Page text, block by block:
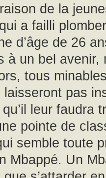
de la
a failli
d’âge de 26
à un bel avenir,
tous
pas
leur faudra
pointe de
semble toute
Mbappé. Un